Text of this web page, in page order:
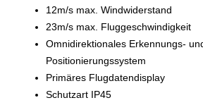
12m/s max. Windwiderstand
23m/s max. Fluggeschwindigkeit
Omnidirektionales Erkennungs-
Positionierungssystem
Primäres Flugdatendisplay
Schutzart IP45